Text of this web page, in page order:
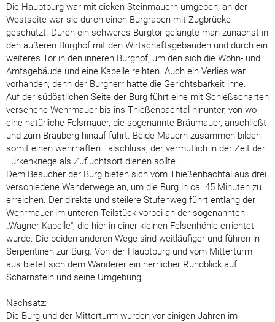
Die Hauptburg war mit dicken Steinmauern umgeben, an der
Westseite war sie durch einen Burgraben mit Zugbrücke
geschützt. Durch ein schweres Burgtor gelangte man zunächst in
den äußeren Burghof mit den Wirtschaftsgebäuden und durch ein
weiteres Tor in den inneren Burghof, um den sich die Wohn- und
Amtsgebäude und eine Kapelle reihten. Auch ein Verlies war
vorhanden, denn der Burgherr hatte die Gerichtsbarkeit inne.
Auf der südöstlichen Seite der Burg führt eine mit Schießscharten
versehene Wehrmauer bis ins Thießenbachtal hinunter, von wo
eine natürliche Felsmauer, die sogenannte Bräumauer, anschließt
und zum Bräuberg hinauf führt. Beide Mauern zusammen bilden
somit einen wehrhaften Talschluss, der vermutlich in der Zeit der
Türkenkriege als Zufluchtsort dienen sollte.
Dem Besucher der Burg bieten sich vom Thießenbachtal aus drei
verschiedene Wanderwege an, um die Burg in ca. 45 Minuten zu
erreichen. Der direkte und steilere Stufenweg führt entlang der
Wehrmauer im unteren Teilstück vorbei an der sogenannten
„Wagner Kapelle“, die hier in einer kleinen Felsenhöhle errichtet
wurde. Die beiden anderen Wege sind weitläufiger und führen in
Serpentinen zur Burg. Von der Hauptburg und vom Mitterturm
aus bietet sich dem Wanderer ein herrlicher Rundblick auf
Scharnstein und seine Umgebung.
Nachsatz:
Die Burg und der Mitterturm wurden vor einigen Jahren im